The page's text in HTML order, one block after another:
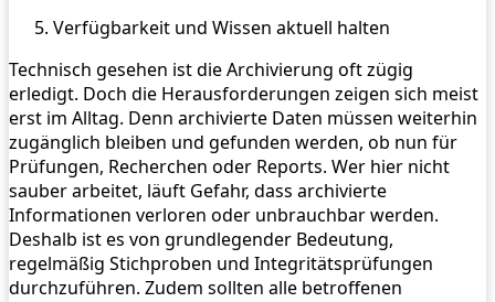
Verfügbarkeit und Wissen aktuell halten
Technisch gesehen ist die Archivierung oft zügig
erledigt. Doch die Herausforderungen zeigen sich meist
erst im Alltag. Denn archivierte Daten müssen weiterhin
zugänglich bleiben und gefunden werden, ob nun für
Prüfungen, Recherchen oder Reports. Wer hier nicht
sauber arbeitet, läuft Gefahr, dass archivierte
Informationen verloren oder unbrauchbar werden.
Deshalb ist es von grundlegender Bedeutung,
regelmäßig Stichproben und Integritätsprüfungen
durchzuführen. Zudem sollten alle betroffenen